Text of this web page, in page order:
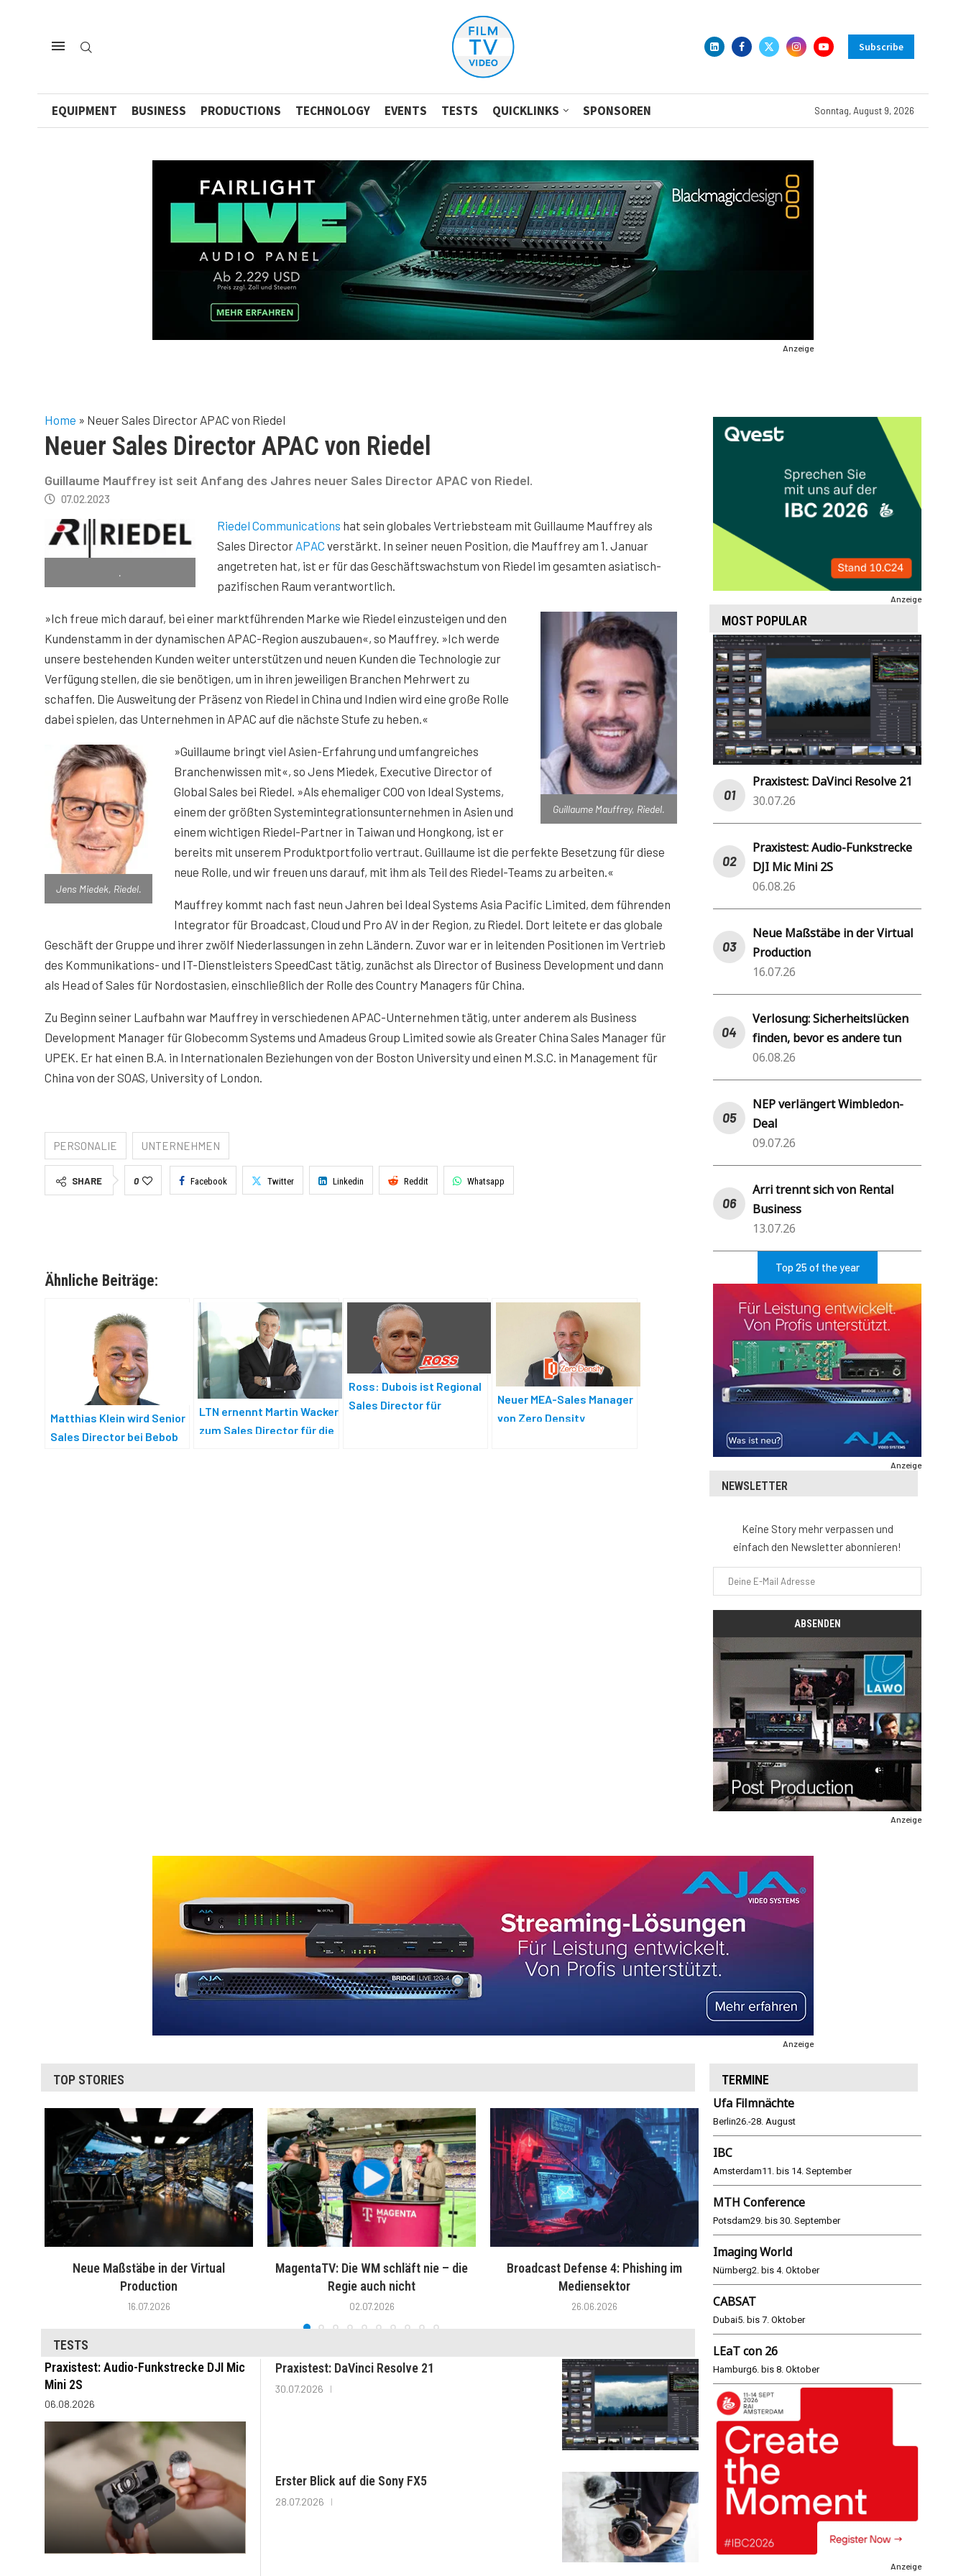
Subscribe
EQUIPMENT BUSINESS PRODUCTIONS TECHNOLOGY EVENTS TESTS QUICKLINKS SPONSOREN Sonntag, August 9, 2026
Anzeige
Home » Neuer Sales Director APAC von Riedel
Neuer Sales Director APAC von Riedel
Guillaume Mauffrey ist seit Anfang des Jahres neuer Sales Director APAC von Riedel.
07.02.2023
.
Riedel Communications hat sein globales Vertriebsteam mit Guillaume Mauffrey als
Sales Director APAC verstärkt. In seiner neuen Position, die Mauffrey am 1. Januar
angetreten hat, ist er für das Geschäftswachstum von Riedel im gesamten asiatisch-
pazifischen Raum verantwortlich.
Guillaume Mauffrey, Riedel.
»Ich freue mich darauf, bei einer marktführenden Marke wie Riedel einzusteigen und den
Kundenstamm in der dynamischen APAC-Region auszubauen«, so Mauffrey. »Ich werde
unsere bestehenden Kunden weiter unterstützen und neuen Kunden die Technologie zur
Verfügung stellen, die sie benötigen, um in ihren jeweiligen Branchen Mehrwert zu
schaffen. Die Ausweitung der Präsenz von Riedel in China und Indien wird eine große Rolle
dabei spielen, das Unternehmen in APAC auf die nächste Stufe zu heben.«
Jens Miedek, Riedel.
»Guillaume bringt viel Asien-Erfahrung und umfangreiches
Branchenwissen mit«, so Jens Miedek, Executive Director of
Global Sales bei Riedel. »Als ehemaliger COO von Ideal Systems,
einem der größten Systemintegrationsunternehmen in Asien und
einem wichtigen Riedel-Partner in Taiwan und Hongkong, ist er
bereits mit unserem Produktportfolio vertraut. Guillaume ist die perfekte Besetzung für diese
neue Rolle, und wir freuen uns darauf, mit ihm als Teil des Riedel-Teams zu arbeiten.«
Mauffrey kommt nach fast neun Jahren bei Ideal Systems Asia Pacific Limited, dem führenden
Integrator für Broadcast, Cloud und Pro AV in der Region, zu Riedel. Dort leitete er das globale
Geschäft der Gruppe und ihrer zwölf Niederlassungen in zehn Ländern. Zuvor war er in leitenden Positionen im Vertrieb
des Kommunikations- und IT-Dienstleisters SpeedCast tätig, zunächst als Director of Business Development und dann
als Head of Sales für Nordostasien, einschließlich der Rolle des Country Managers für China.
Zu Beginn seiner Laufbahn war Mauffrey in verschiedenen APAC-Unternehmen tätig, unter anderem als Business
Development Manager für Globecomm Systems und Amadeus Group Limited sowie als Greater China Sales Manager für
UPEK. Er hat einen B.A. in Internationalen Beziehungen von der Boston University und einen M.S.C. in Management für
China von der SOAS, University of London.
PERSONALIE UNTERNEHMEN
SHARE 0 Facebook Twitter Linkedin Reddit Whatsapp
Ähnliche Beiträge:
Matthias Klein wird Senior
Sales Director bei Bebob
LTN ernennt Martin Wacker
zum Sales Director für die
Ross: Dubois ist Regional
Sales Director für
Neuer MEA-Sales Manager
von Zero Density
Anzeige
MOST POPULAR
Praxistest: DaVinci Resolve 21
30.07.26
Praxistest: Audio-Funkstrecke
DJI Mic Mini 2S
06.08.26
Neue Maßstäbe in der Virtual
Production
16.07.26
Verlosung: Sicherheitslücken
finden, bevor es andere tun
06.08.26
NEP verlängert Wimbledon-
Deal
09.07.26
Arri trennt sich von Rental
Business
13.07.26
Top 25 of the year
Anzeige
NEWSLETTER
Keine Story mehr verpassen und
einfach den Newsletter abonnieren!
Anzeige
Anzeige
TOP STORIES
Neue Maßstäbe in der Virtual
Production
16.07.2026
MagentaTV: Die WM schläft nie – die
Regie auch nicht
02.07.2026
Broadcast Defense 4: Phishing im
Mediensektor
26.06.2026
WM 2026: ARD und ZDF im Remote-
Modus
TESTS
Praxistest: Audio-Funkstrecke DJI Mic
Mini 2S
06.08.2026
Praxistest: DaVinci Resolve 21
30.07.2026
Erster Blick auf die Sony FX5
28.07.2026
TERMINE
Ufa Filmnächte
Berlin26.-28. August
IBC
Amsterdam11. bis 14. September
MTH Conference
Potsdam29. bis 30. September
Imaging World
Nürnberg2. bis 4. Oktober
CABSAT
Dubai5. bis 7. Oktober
LEaT con 26
Hamburg6. bis 8. Oktober
Anzeige